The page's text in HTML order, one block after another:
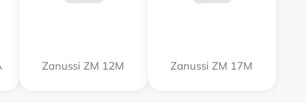
Zanussi ZM 12M Zanussi ZM 17M